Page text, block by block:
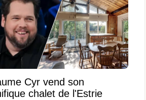
Cyr vend son
chalet de l'Estrie